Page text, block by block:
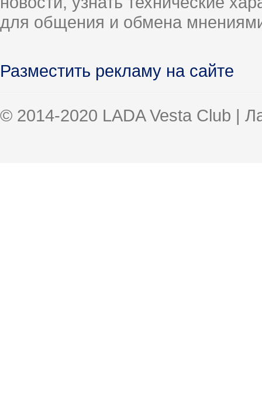
для общения и обмена
Разместить рекламу на сайте
© 2014-2020 LADA Vesta Club |